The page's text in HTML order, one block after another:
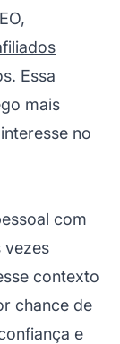
Essa
mais
no
com
vezes
contexto
chance de
e